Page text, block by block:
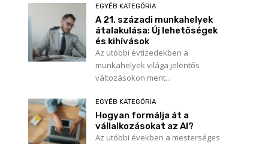
EGYÉB KATEGÓRIA
A 21. századi munkahelyek
átalakulása: Új lehetőségek
és kihívások
Az utóbbi évtizedekben a
munkahelyek világa jelentős
változásokon ment...
EGYÉB KATEGÓRIA
Hogyan formálja át a
vállalkozásokat az AI?
Az utóbbi években a mesterséges